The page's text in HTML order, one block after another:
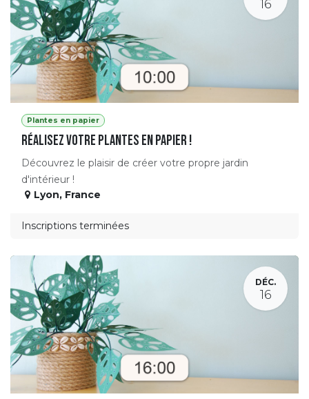
16
Plantes en papier
Réalisez votre plantes en papier !
Découvrez le plaisir de créer votre propre jardin
d'intérieur !
Lyon, France
Inscriptions terminées
DÉC.
16